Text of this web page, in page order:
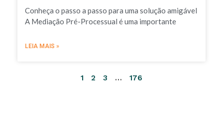
Conheça o passo a passo para uma solução amigável
A Mediação Pré-Processual é uma importante
LEIA MAIS »
1 2 3 … 176